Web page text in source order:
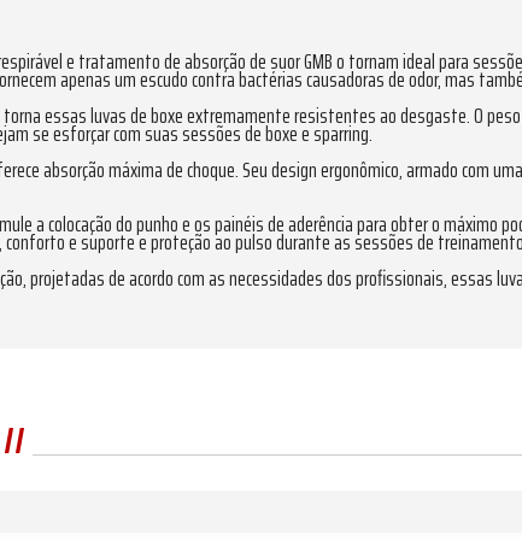
e tratamento de absorção de suor GMB o tornam ideal para
apenas um escudo contra bactérias causadoras de odor, mas
torna essas luvas de boxe extremamente resistentes ao desgaste. O
se esforçar com suas sessões de boxe e sparring.
absorção máxima de choque. Seu design ergonômico, armado com
a colocação do punho e os painéis de aderência para obter o
e suporte e proteção ao pulso durante as sessões de
projetadas de acordo com as necessidades dos profissionais, essas